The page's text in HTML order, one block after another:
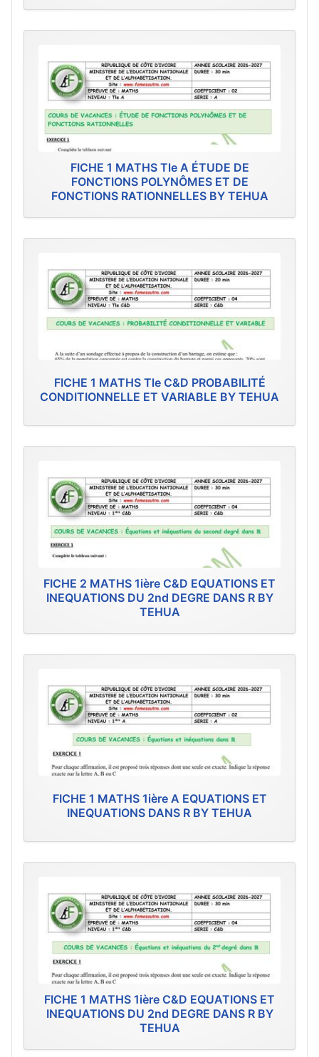
FICHE 1 MATHS Tle A ÉTUDE DE
FONCTIONS POLYNÔMES ET DE
FONCTIONS RATIONNELLES BY TEHUA
FICHE 1 MATHS Tle C&D PROBABILITÉ
CONDITIONNELLE ET VARIABLE BY TEHUA
FICHE 2 MATHS 1ière C&D EQUATIONS ET
INEQUATIONS DU 2nd DEGRE DANS R BY
TEHUA
FICHE 1 MATHS 1ière A EQUATIONS ET
INEQUATIONS DANS R BY TEHUA
FICHE 1 MATHS 1ière C&D EQUATIONS ET
INEQUATIONS DU 2nd DEGRE DANS R BY
TEHUA